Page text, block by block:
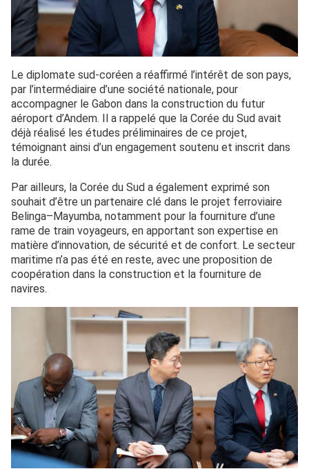
Le diplomate sud-coréen a réaffirmé l’intérêt de son pays,
par l’intermédiaire d’une société nationale, pour
accompagner le Gabon dans la construction du futur
aéroport d’Andem. Il a rappelé que la Corée du Sud avait
déjà réalisé les études préliminaires de ce projet,
témoignant ainsi d’un engagement soutenu et inscrit dans
la durée.
Par ailleurs, la Corée du Sud a également exprimé son
souhait d’être un partenaire clé dans le projet ferroviaire
Belinga–Mayumba, notamment pour la fourniture d’une
rame de train voyageurs, en apportant son expertise en
matière d’innovation, de sécurité et de confort. Le secteur
maritime n’a pas été en reste, avec une proposition de
coopération dans la construction et la fourniture de
navires.